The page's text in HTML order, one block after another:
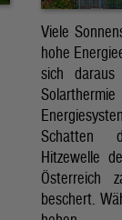
Viele
hohe
sich daraus
Schatten
Hitzewelle
Österreich
beschert.